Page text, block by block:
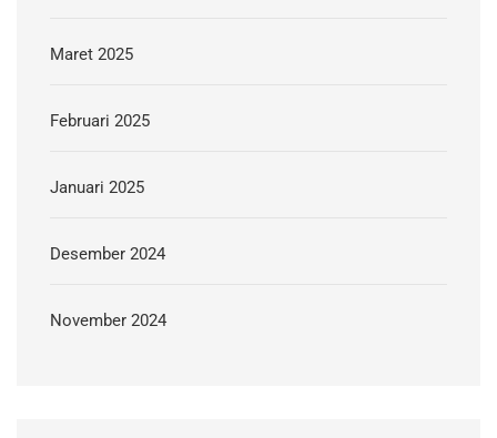
Maret 2025
Februari 2025
Januari 2025
Desember 2024
November 2024